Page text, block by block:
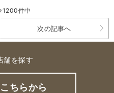
1200件中
次の記事へ
舗を探す
ちらから